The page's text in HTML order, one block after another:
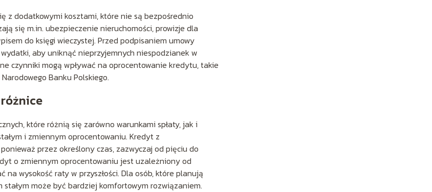
z dodatkowymi kosztami, które nie są bezpośrednio
się m.in. ubezpieczenie nieruchomości, prowizje dla
do księgi wieczystej. Przed podpisaniem umowy
aby uniknąć nieprzyjemnych niespodzianek w
czynniki mogą wpływać na oprocentowanie kredytu, takie
Banku Polskiego.
które różnią się zarówno warunkami spłaty, jak i
i zmiennym oprocentowaniu. Kredyt z
przez określony czas, zazwyczaj od pięciu do
o zmiennym oprocentowaniu jest uzależniony od
na wysokość raty w przyszłości. Dla osób, które planują
może być bardziej komfortowym rozwiązaniem.